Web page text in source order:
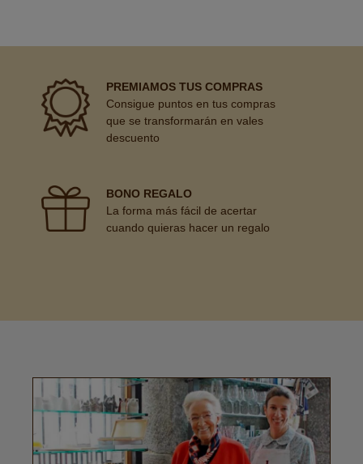
PREMIAMOS TUS COMPRAS
Consigue puntos en tus compras
que se transformarán en vales
descuento
BONO REGALO
La forma más fácil de acertar
cuando quieras hacer un regalo